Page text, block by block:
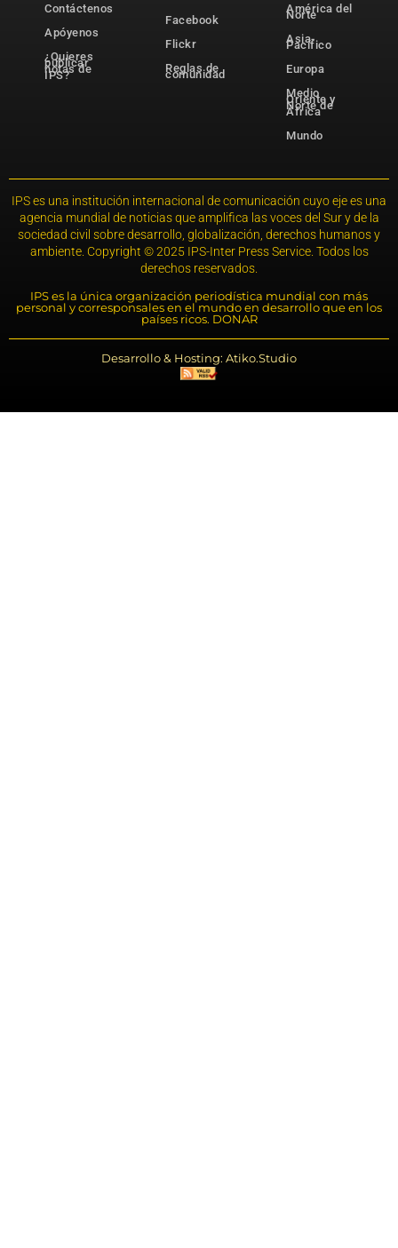
Contáctenos
Apóyenos
¿Quieres
publicar
notas de
IPS?
Facebook
Flickr
Reglas de
comunidad
América del
Norte
Asia-
Pacífico
Europa
Medio
Oriente y
Norte de
África
Mundo
IPS es una institución internacional de comunicación cuyo eje es una
agencia mundial de noticias que amplifica las voces del Sur y de la
sociedad civil sobre desarrollo, globalización, derechos humanos y
ambiente. Copyright © 2025 IPS-Inter Press Service. Todos los
derechos reservados.
IPS es la única organización periodística mundial con más
personal y corresponsales en el mundo en desarrollo que en los
países ricos. DONAR
Desarrollo & Hosting: Atiko.Studio